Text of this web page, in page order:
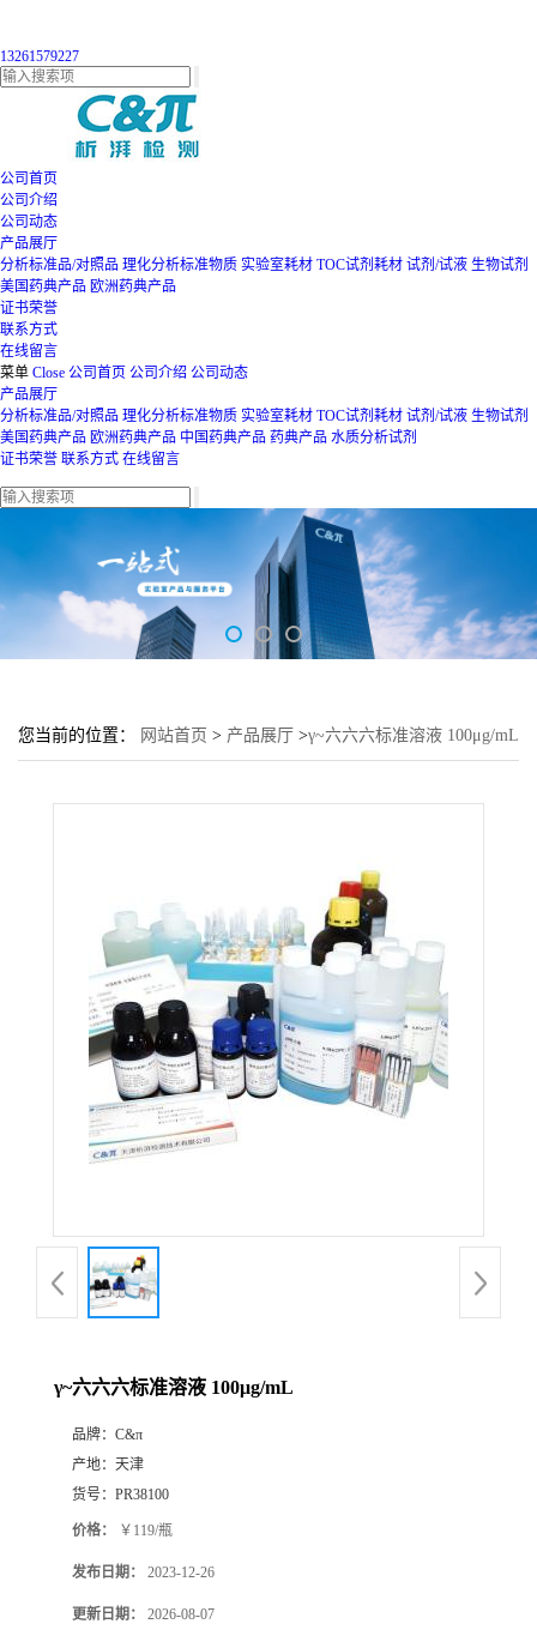
13261579227
公司首页
公司介绍
公司动态
产品展厅
分析标准品/对照品 理化分析标准物质 实验室耗材 TOC试剂耗材 试剂/试液 生物试剂
美国药典产品 欧洲药典产品
证书荣誉
联系方式
在线留言
菜单 Close 公司首页 公司介绍 公司动态
产品展厅
分析标准品/对照品 理化分析标准物质 实验室耗材 TOC试剂耗材 试剂/试液 生物试剂
美国药典产品 欧洲药典产品 中国药典产品 药典产品 水质分析试剂
证书荣誉 联系方式 在线留言
您当前的位置： 网站首页 > 产品展厅 >γ~六六六标准溶液 100μg/mL
γ~六六六标准溶液 100μg/mL
品牌： C&π
产地： 天津
货号： PR38100
价格： ￥119/瓶
发布日期： 2023-12-26
更新日期： 2026-08-07